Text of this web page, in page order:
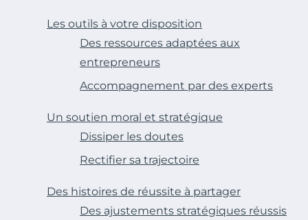
Les outils à votre disposition
Des ressources adaptées aux
entrepreneurs
Accompagnement par des experts
Un soutien moral et stratégique
Dissiper les doutes
Rectifier sa trajectoire
Des histoires de réussite à partager
Des ajustements stratégiques réussis